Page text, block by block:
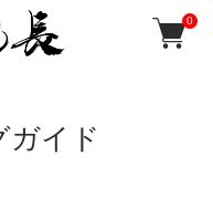
0
ガイド